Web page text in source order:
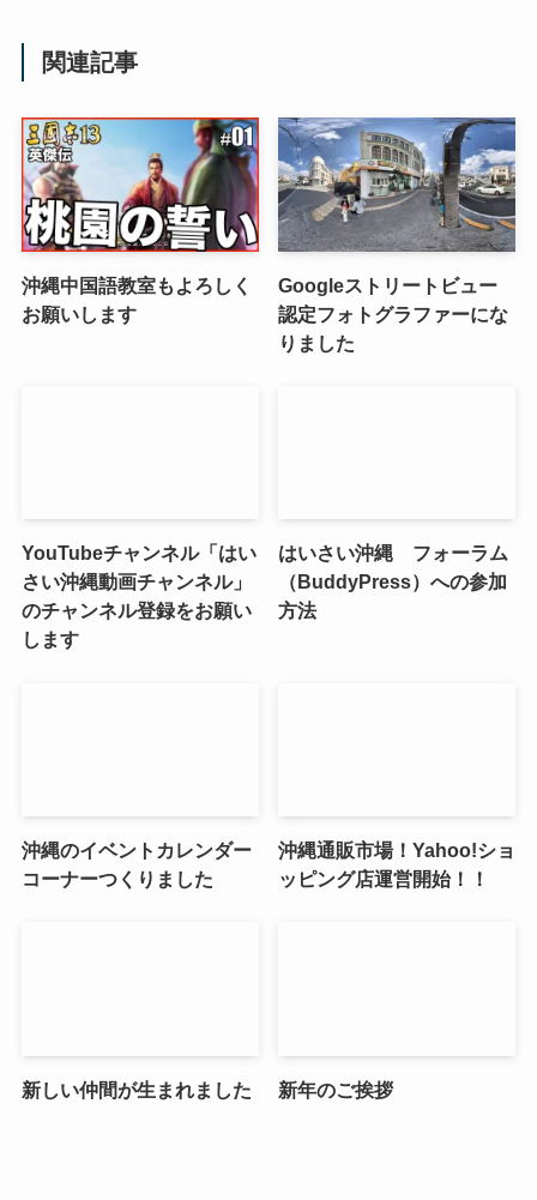
関連記事
沖縄中国語教室もよろしく
お願いします
Googleストリートビュー
認定フォトグラファーにな
りました
YouTubeチャンネル「はい
さい沖縄動画チャンネル」
のチャンネル登録をお願い
します
はいさい沖縄 フォーラム
（BuddyPress）への参加
方法
沖縄のイベントカレンダー
コーナーつくりました
沖縄通販市場！Yahoo!ショ
ッピング店運営開始！！
新しい仲間が生まれました 新年のご挨拶